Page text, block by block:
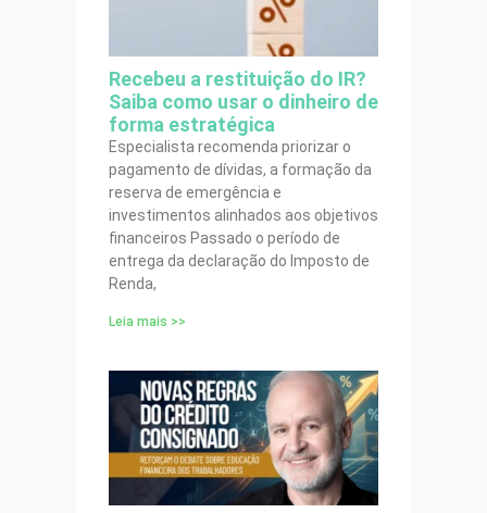
Recebeu a restituição do IR?
Saiba como usar o dinheiro de
forma estratégica
Especialista recomenda priorizar o
pagamento de dívidas, a formação da
reserva de emergência e
investimentos alinhados aos objetivos
financeiros Passado o período de
entrega da declaração do Imposto de
Renda,
Leia mais >>